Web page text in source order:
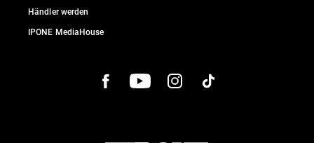
Händler werden
IPONE MediaHouse